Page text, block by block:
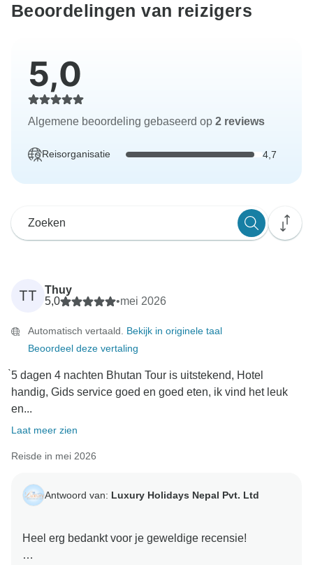
Beoordelingen van reizigers
5,0
Algemene beoordeling gebaseerd op 2 reviews
Reisorganisatie 4,7
TT
Thuy
5,0
•mei 2026
Automatisch vertaald. Bekijk in originele taal
Beoordeel deze vertaling
̀5 dagen 4 nachten Bhutan Tour is uitstekend, Hotel
handig, Gids service goed en goed eten, ik vind het leuk
en...
Laat meer zien
Reisde in mei 2026
Antwoord van: Luxury Holidays Nepal Pvt. Ltd
Heel erg bedankt voor je geweldige recensie!